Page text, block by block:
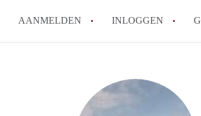
AANMELDEN INLOGGEN
Tips: om